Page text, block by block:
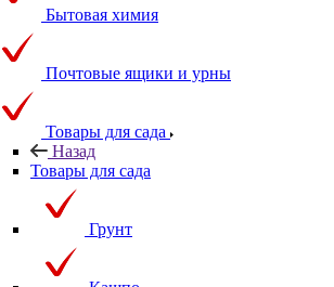
Бытовая химия
Почтовые ящики и урны
Товары для сада
Назад
Товары для сада
Грунт